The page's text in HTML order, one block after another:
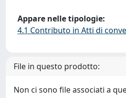
Appare nelle tipologie:
4.1 Contributo in Atti di
File in questo prodotto:
Non ci sono file associati a